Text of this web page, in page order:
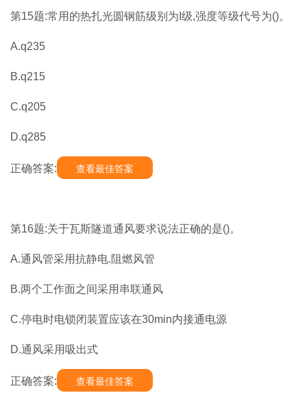
第15题:常用的热扎光圆钢筋级别为I级,强度等级代号为()。
A.q235
B.q215
C.q205
D.q285
正确答案: 查看最佳答案
第16题:关于瓦斯隧道通风要求说法正确的是()。
A.通风管采用抗静电.阻燃风管
B.两个工作面之间采用串联通风
C.停电时电锁闭装置应该在30min内接通电源
D.通风采用吸出式
正确答案: 查看最佳答案